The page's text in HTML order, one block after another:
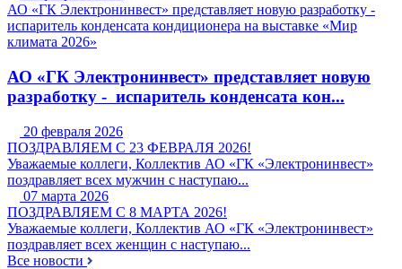
АО «ГК Электронинвест» представляет новую разработку -
испаритель конденсата кондиционера на выставке «Мир
климата 2026»
АО «ГК Электронинвест» представляет новую
разработку - испаритель конденсата кон...
20 февраля 2026
ПОЗДРАВЛЯЕМ С 23 ФЕВРАЛЯ 2026!
Уважаемые коллеги, Коллектив АО «ГК «Электронинвест»
поздравляет всех мужчин с наступаю...
07 марта 2026
ПОЗДРАВЛЯЕМ С 8 МАРТА 2026!
Уважаемые коллеги, Коллектив АО «ГК «Электронинвест»
поздравляет всех женщин с наступаю...
Все новости